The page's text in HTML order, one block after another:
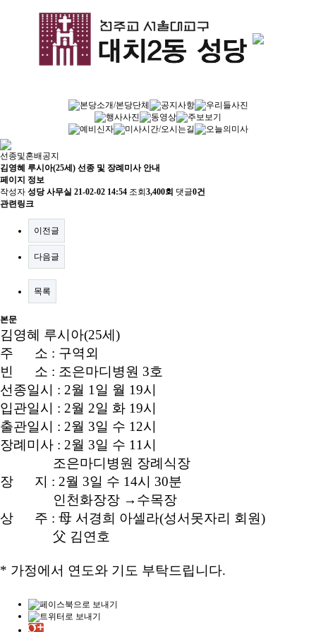
선종및혼배공지
김영혜 루시아(25세) 선종 및 장례미사 안내
페이지 정보
작성자 성당 사무실 21-02-02 14:54 조회 3,400회 댓글0건
관련링크
이전글
다음글
목록
본문
김영혜 루시아(25세)
주 소 : 구역외
빈 소 : 조은마디병원 3호
선종일시 : 2월 1일 월 19시
입관일시 : 2월 2일 화 19시
출관일시 : 2월 3일 수 12시
장례미사 : 2월 3일 수 11시
조은마디병원 장례식장
장 지 : 2월 3일 수 14시 30분
인천화장장 →수목장
상 주 : 母 서경희 아셀라(성서못자리 회원)
父 김연호
* 가정에서 연도와 기도 부탁드립니다.​